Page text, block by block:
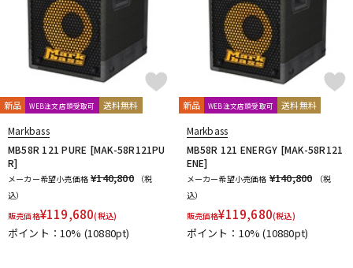
新品 WEB注文店頭受取可 送料無料
Markbass
MB58R 121 PURE [MAK-58R121PU
R]
メーカー希望小売価格 ¥140,800
（税
込）
販売価格¥119,680(税込)
ポイント：10% (10880pt)
新品 WEB注文店頭受取可 送料無料
Markbass
MB58R 121 ENERGY [MAK-58R121
ENE]
メーカー希望小売価格 ¥140,800
（税
込）
販売価格¥119,680(税込)
ポイント：10%(10880pt)